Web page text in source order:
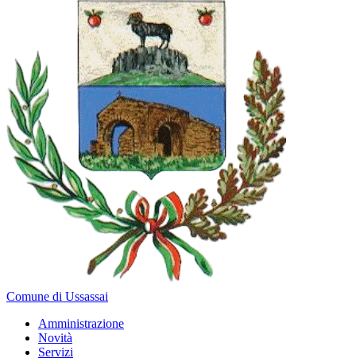
Comune di Ussassai
Amministrazione
Novità
Servizi